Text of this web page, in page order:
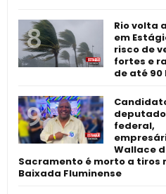
Rio volta
em
risco de
fortes e
de até 90
deputado
federal,
Wallace
Sacramento é morto a tiros
Baixada Fluminense